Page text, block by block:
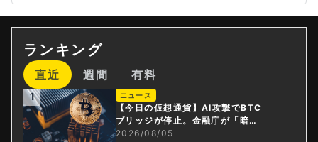
ランキング
直近 週間 有料
1 ニュース
【今日の仮想通貨】AI攻撃でBTC
ブリッジが停止。金融庁が「暗号
資産・ステーブルコイン課」新設
2026/08/05